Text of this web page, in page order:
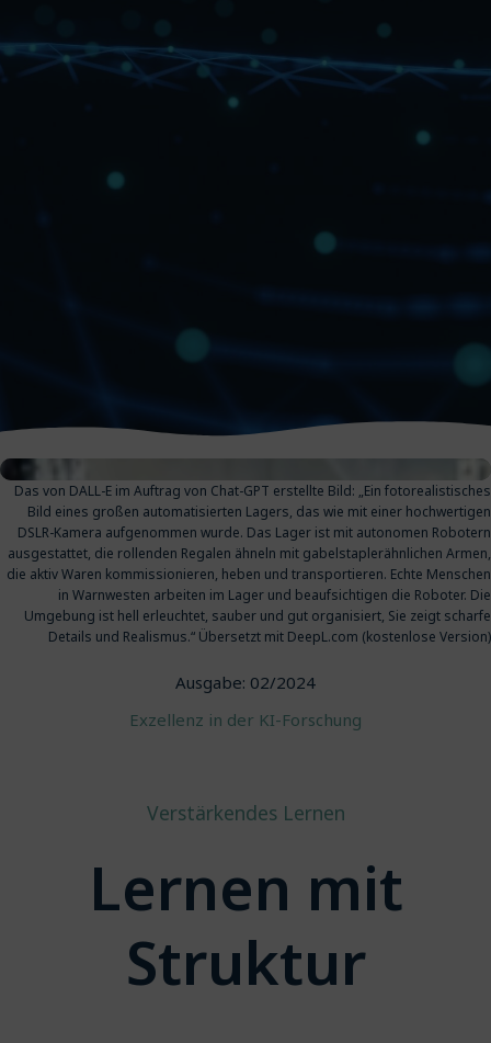
Das von DALL-E im Auftrag von Chat-GPT erstellte Bild: „Ein fotorealistisches
Bild eines großen automatisierten Lagers, das wie mit einer hochwertigen
DSLR-Kamera aufgenommen wurde. Das Lager ist mit autonomen Robotern
ausgestattet, die rollenden Regalen ähneln mit gabelstaplerähnlichen Armen,
die aktiv Waren kommissionieren, heben und transportieren. Echte Menschen
in Warnwesten arbeiten im Lager und beaufsichtigen die Roboter. Die
Umgebung ist hell erleuchtet, sauber und gut organisiert, Sie zeigt scharfe
Details und Realismus.“ Übersetzt mit DeepL.com (kostenlose Version)
Ausgabe: 02/2024
Exzellenz in der KI-Forschung
Verstärkendes Lernen
Lernen mit
Struktur